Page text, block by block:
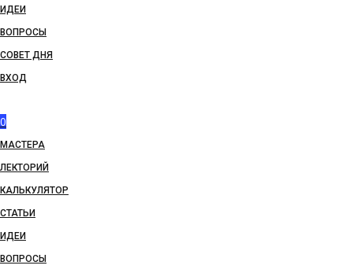
ИДЕИ
ВОПРОСЫ
СОВЕТ ДНЯ
ВХОД
0
МАСТЕРА
ЛЕКТОРИЙ
КАЛЬКУЛЯТОР
СТАТЬИ
ИДЕИ
ВОПРОСЫ